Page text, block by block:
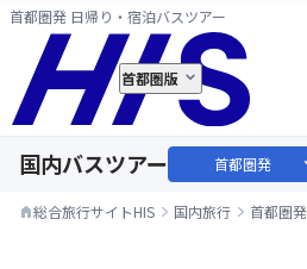
首都圏発 日帰り・宿泊バスツアー
首都圏版
国内バスツアー 首都圏発
home総合旅行サイトHIS 国内旅行 首都圏